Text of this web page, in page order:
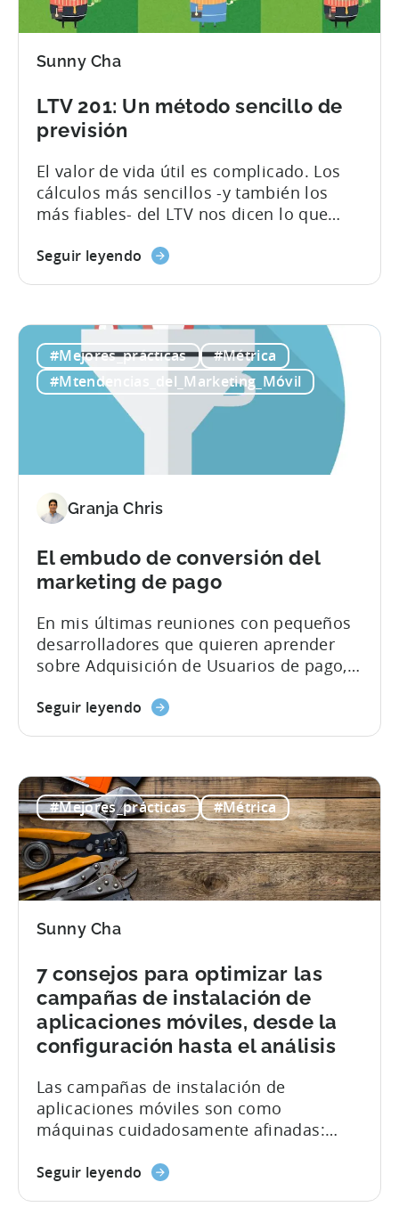
Sunny Cha
LTV 201: Un método sencillo de
previsión
El valor de vida útil es complicado. Los
cálculos más sencillos -y también los
más fiables- del LTV nos dicen lo que
Y dólares por usuario. En un mundo
eso significa construir un modelo más
complejo. "Complejo" puede significar
mucho...
Seguir leyendo
#Mejores_prácticas
#Métrica
#Mtendencias_del_Marketing_Móvil
Granja Chris
El embudo de conversión del
marketing de pago
En mis últimas reuniones con pequeños
desarrolladores que quieren aprender
sobre Adquisición de Usuarios de pago,
conversión del marketing de pago.
marketing empiezan a comprar
instalaciones es probablemente el
concepto más importante que hay que
entender. Aquí hay una diapositiva que
resume el...
Seguir leyendo
#Mejores_prácticas #Métrica
Sunny Cha
7 consejos para optimizar las
campañas de instalación de
aplicaciones móviles, desde la
configuración hasta el análisis
Las campañas de instalación de
aplicaciones móviles son como
máquinas cuidadosamente afinadas:
evitar una explosión (en su presupuesto
Seguir leyendo